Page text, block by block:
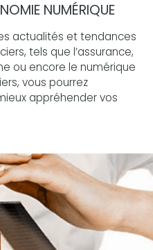
NUMÉRIQUE
actualités et tendances
tels que l’assurance,
ou encore le numérique
vous pourrez
appréhender vos